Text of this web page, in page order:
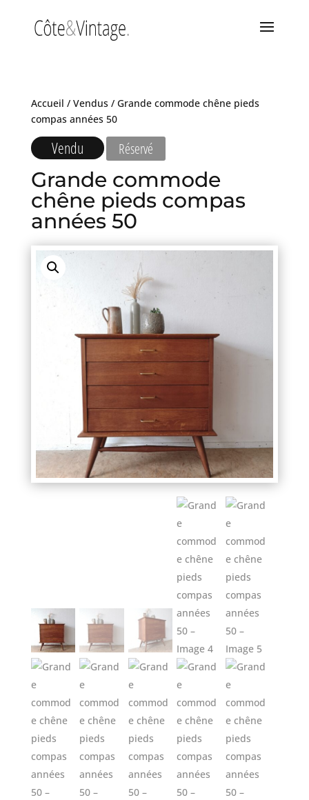
Accueil / Vendus/ Grande commode chêne pieds
compas années 50
Vendu Réservé
Grande commode
chêne pieds compas
années 50